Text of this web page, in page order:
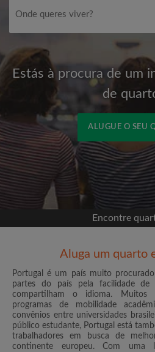
Estás à procura de um
de
ALUGUE O SEU
Entrar com o
Jamais publicaremos na
sua
Renda máxima por mês (€)
Nome
Encontre
Aluga um quarto
Portugal é um país muito
partes do país pela facilidade de
compartilham o idioma. Muitos
programas de mobilidade
convênios entre universidades
público estudante, Portugal está
trabalhadores em busca de
continente europeu. Com uma